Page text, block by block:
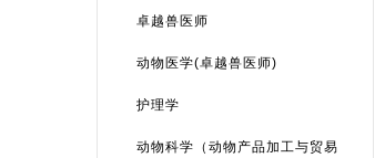
卓越兽医师
动物医学(卓越兽医师)
护理学
动物科学（动物产品加工与贸易